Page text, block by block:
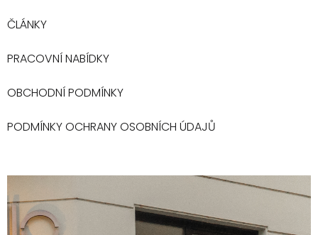
ČLÁNKY
PRACOVNÍ NABÍDKY
OBCHODNÍ PODMÍNKY
PODMÍNKY OCHRANY OSOBNÍCH ÚDAJŮ